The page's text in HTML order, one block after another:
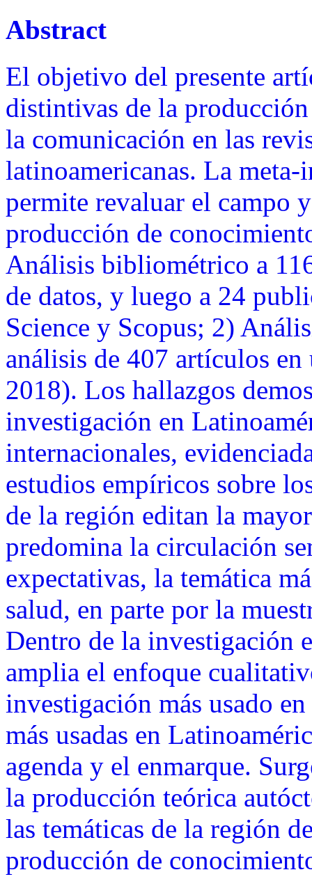
Abstract
El objetivo del presente
distintivas de la
la comunicación en las
latinoamericanas. La meta-
permite revaluar el campo
producción de
Análisis bibliométrico a
de datos, y luego a 24
Science y Scopus; 2)
análisis de 407 artículos
2018). Los hallazgos
investigación en
internacionales,
estudios empíricos sobre
de la región editan la
predomina la circulación
expectativas, la temática
salud, en parte por la
Dentro de la investigación
amplia el enfoque
investigación más usado
más usadas en
agenda y el enmarque.
la producción teórica
las temáticas de la región
producción de